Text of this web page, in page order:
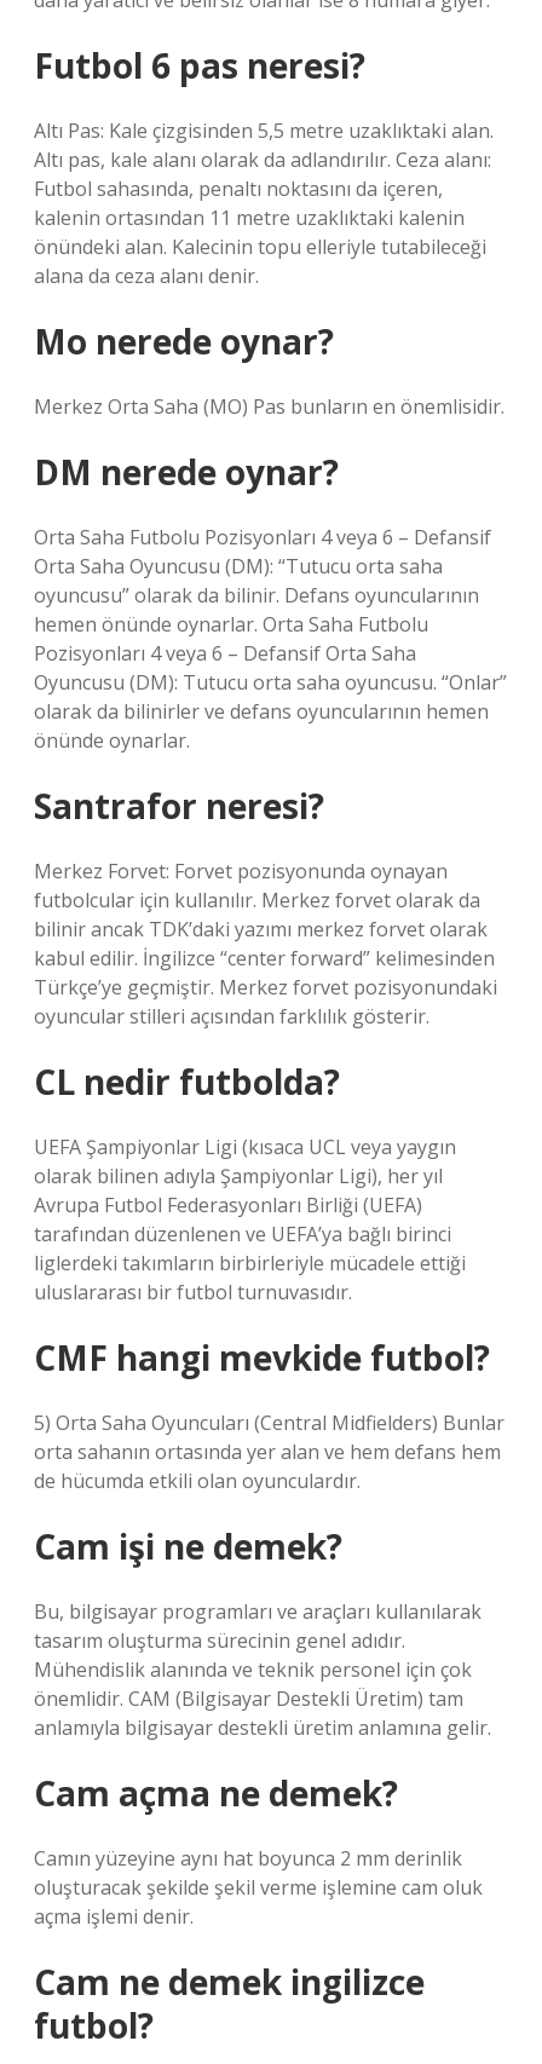
Futbol 6 pas neresi?
Altı Pas: Kale çizgisinden 5,5 metre uzaklıktaki alan.
Altı pas, kale alanı olarak da adlandırılır. Ceza alanı:
Futbol sahasında, penaltı noktasını da içeren,
kalenin ortasından 11 metre uzaklıktaki kalenin
önündeki alan. Kalecinin topu elleriyle tutabileceği
alana da ceza alanı denir.
Mo nerede oynar?
Merkez Orta Saha (MO) Pas bunların en önemlisidir.
DM nerede oynar?
Orta Saha Futbolu Pozisyonları 4 veya 6 – Defansif
Orta Saha Oyuncusu (DM): “Tutucu orta saha
oyuncusu” olarak da bilinir. Defans oyuncularının
hemen önünde oynarlar. Orta Saha Futbolu
Pozisyonları 4 veya 6 – Defansif Orta Saha
Oyuncusu (DM): Tutucu orta saha oyuncusu. “Onlar”
olarak da bilinirler ve defans oyuncularının hemen
önünde oynarlar.
Santrafor neresi?
Merkez Forvet: Forvet pozisyonunda oynayan
futbolcular için kullanılır. Merkez forvet olarak da
bilinir ancak TDK’daki yazımı merkez forvet olarak
kabul edilir. İngilizce “center forward” kelimesinden
Türkçe’ye geçmiştir. Merkez forvet pozisyonundaki
oyuncular stilleri açısından farklılık gösterir.
CL nedir futbolda?
UEFA Şampiyonlar Ligi (kısaca UCL veya yaygın
olarak bilinen adıyla Şampiyonlar Ligi), her yıl
Avrupa Futbol Federasyonları Birliği (UEFA)
tarafından düzenlenen ve UEFA’ya bağlı birinci
liglerdeki takımların birbirleriyle mücadele ettiği
uluslararası bir futbol turnuvasıdır.
CMF hangi mevkide futbol?
5) Orta Saha Oyuncuları (Central Midfielders) Bunlar
orta sahanın ortasında yer alan ve hem defans hem
de hücumda etkili olan oyunculardır.
Cam işi ne demek?
Bu, bilgisayar programları ve araçları kullanılarak
tasarım oluşturma sürecinin genel adıdır.
Mühendislik alanında ve teknik personel için çok
önemlidir. CAM (Bilgisayar Destekli Üretim) tam
anlamıyla bilgisayar destekli üretim anlamına gelir.
Cam açma ne demek?
Camın yüzeyine aynı hat boyunca 2 mm derinlik
oluşturacak şekilde şekil verme işlemine cam oluk
açma işlemi denir.
Cam ne demek ingilizce
futbol?